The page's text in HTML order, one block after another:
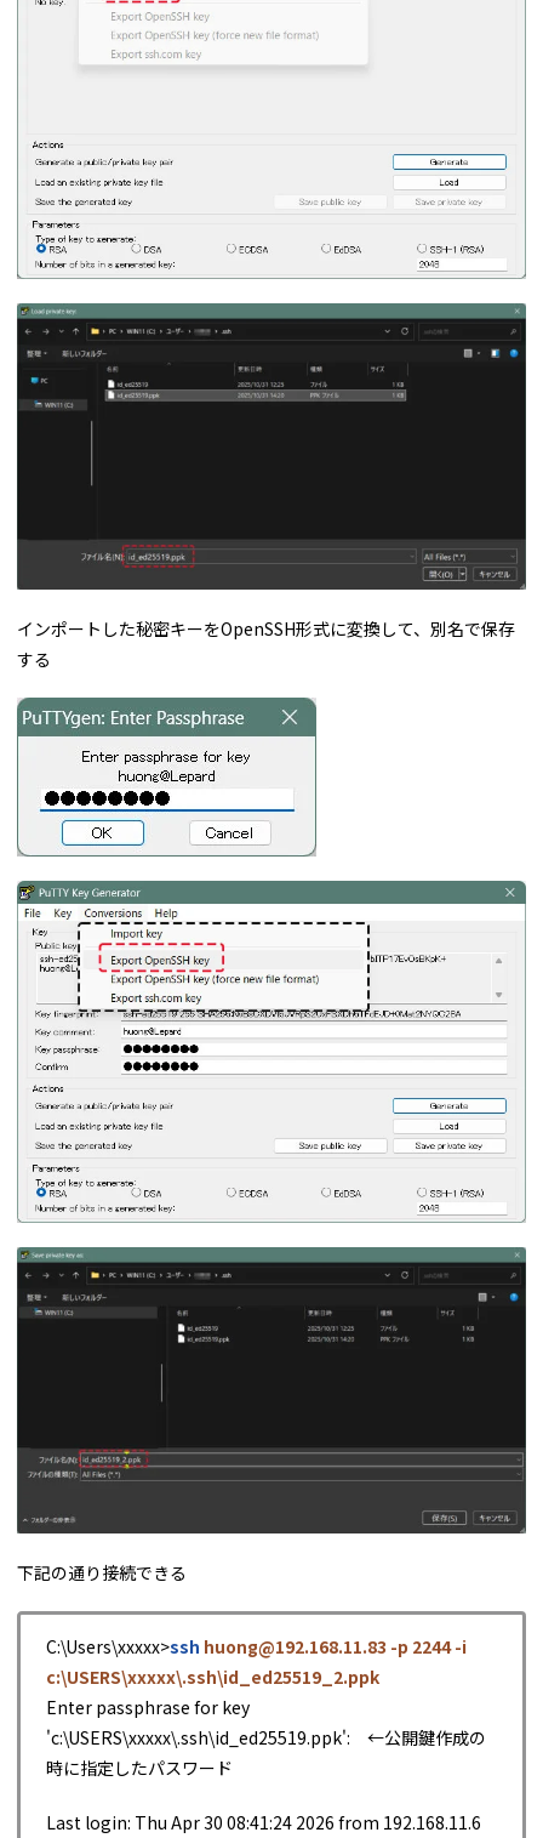
インポートした秘密キーをOpenSSH形式に変換して、別名で保存
する
下記の通り接続できる
C:\Users\xxxxx>ssh huong@192.168.11.83 -p 2244 -i
c:\USERS\xxxxx\.ssh\id_ed25519_2.ppk
Enter passphrase for key
'c:\USERS\xxxxx\.ssh\id_ed25519.ppk': ←公開鍵作成の
時に指定したパスワード
Last login: Thu Apr 30 08:41:24 2026 from 192.168.11.6